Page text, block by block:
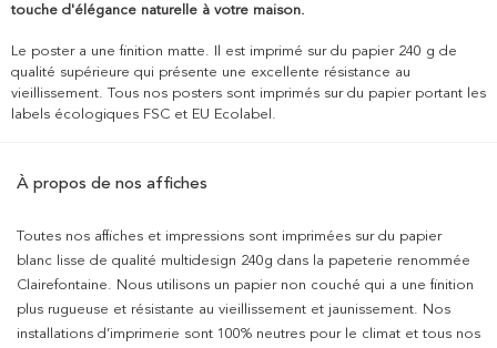
touche d'élégance naturelle à votre maison.
Le poster a une finition matte. Il est imprimé sur du papier 240 g de
qualité supérieure qui présente une excellente résistance au
vieillissement. Tous nos posters sont imprimés sur du papier portant les
labels écologiques FSC et EU Ecolabel.
À propos de nos affiches
Toutes nos affiches et impressions sont imprimées sur du papier
blanc lisse de qualité multidesign 240g dans la papeterie renommée
Clairefontaine. Nous utilisons un papier non couché qui a une finition
plus rugueuse et résistante au vieillissement et jaunissement. Nos
installations d’imprimerie sont 100% neutres pour le climat et tous nos